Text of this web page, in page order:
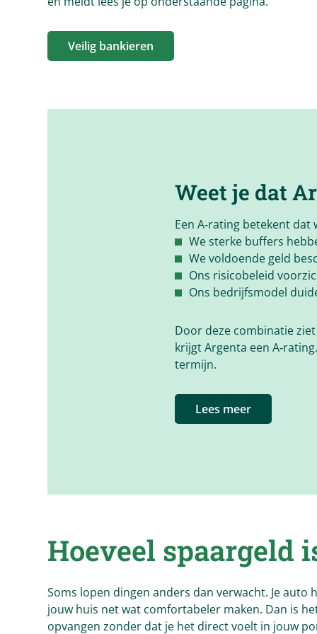
Veilig bankieren
Weet je dat
Een A‑rating betekent
We sterke buffers
We voldoende geld
Ons risicobeleid
Ons bedrijfsmodel
Door deze combinatie
krijgt Argenta een
termijn.
Lees meer
Hoeveel spaargeld
Soms lopen dingen anders dan verwacht. Je
jouw huis net wat comfortabeler maken. Dan is
opvangen zonder dat je het direct voelt in jouw